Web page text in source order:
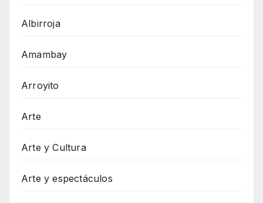
Albirroja
Amambay
Arroyito
Arte
Arte y Cultura
Arte y espectáculos